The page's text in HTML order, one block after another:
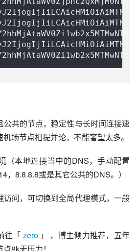
公共的节点，稳定性与长时间连接速
场节点相提并论，不能奢望太多。
（本地连接当中的DNS，手动配置
，8.8.8.8或是其它公共的DNS。）
访问，可切换到全局代理模式，一般
往「 zero 」 ，博主倾力推荐，五年